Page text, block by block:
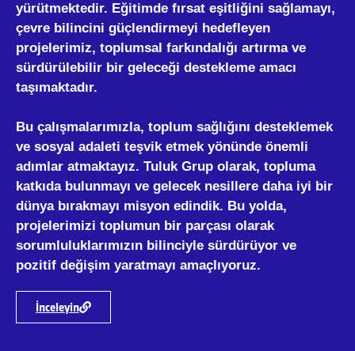
yürütmektedir. Eğitimde fırsat eşitliğini sağlamayı,
çevre bilincini güçlendirmeyi hedefleyen
projelerimiz, toplumsal farkındalığı artırma ve
sürdürülebilir bir geleceği destekleme amacı
taşımaktadır.
Bu çalışmalarımızla, toplum sağlığını desteklemek
ve sosyal adaleti teşvik etmek yönünde önemli
adımlar atmaktayız. Tuluk Grup olarak, topluma
katkıda bulunmayı ve gelecek nesillere daha iyi bir
dünya bırakmayı misyon edindik. Bu yolda,
projelerimizi toplumun bir parçası olarak
sorumluluklarımızın bilinciyle sürdürüyor ve
pozitif değişim yaratmayı amaçlıyoruz.
İnceleyin